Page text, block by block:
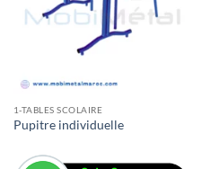
1-TABLES SCOLAIRE
Pupitre individuelle